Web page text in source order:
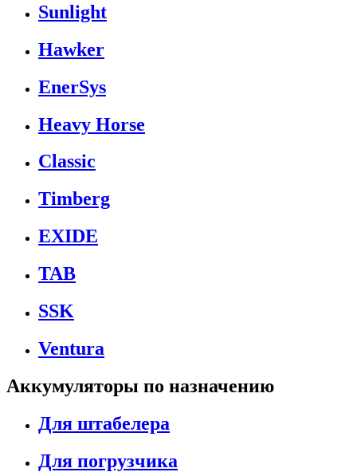
Sunlight
Hawker
EnerSys
Heavy Horse
Classic
Timberg
EXIDE
TAB
SSK
Ventura
Аккумуляторы по назначению
Для штабелера
Для погрузчика